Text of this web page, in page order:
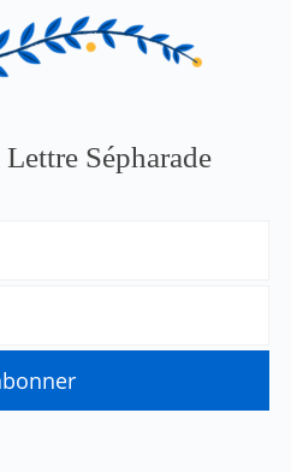
Sépharade